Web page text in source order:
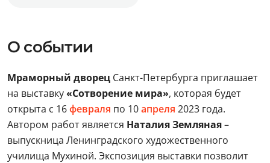
О событии
Мраморный дворец Санкт-Петербурга приглашает
на выставку«Сотворение мира», которая будет
открыта с 16февраля по 10апреля 2023 года.
Автором работ является Наталия Земляная–
выпускница Ленинградского художественного
училища Мухиной. Экспозиция выставки позволит